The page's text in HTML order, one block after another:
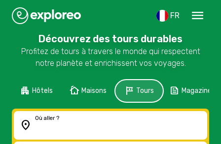
FR menu
Découvrez des tours durables
Profitez de tours à travers le monde qui respectent
notre planète et enrichissent vos voyages.
apartment Hôtels cottage Maisons tour Tours feed Magazine
location_on
Où aller ?